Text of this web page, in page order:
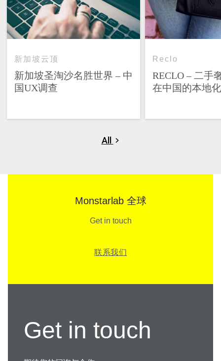
新加坡云顶
新加坡圣淘沙名胜世界 – 中
国UX调查
Reclo
RECLO – 二手
在中国的本地化
All
Monstarlab 全球
Get in touch
联系我们
Get in touch